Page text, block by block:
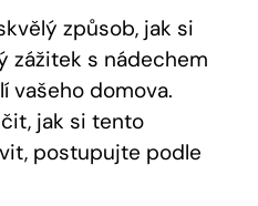
způsob, jak si
zážitek s nádechem⁤
vašeho domova.
jak si​ tento
postupujte podle